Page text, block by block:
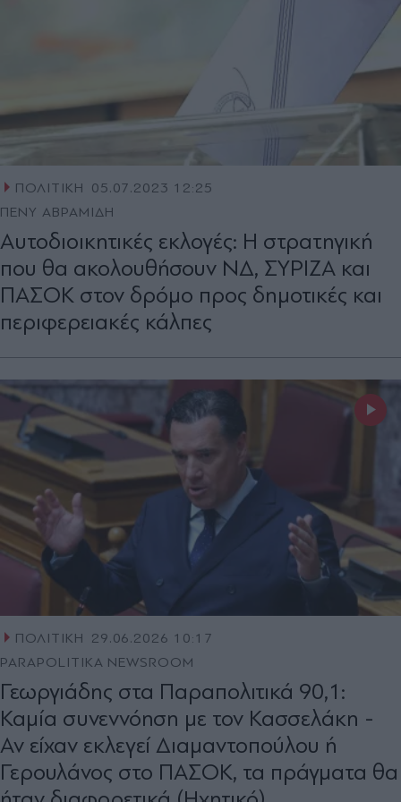
ΠΟΛΙΤΙΚΗ
05.07.2023 12:25
ΠΕΝΥ ΑΒΡΑΜΙΔΗ
Αυτοδιοικητικές εκλογές: Η στρατηγική
που θα ακολουθήσουν ΝΔ, ΣΥΡΙΖΑ και
ΠΑΣΟΚ στον δρόμο προς δημοτικές και
περιφερειακές κάλπες
ΠΟΛΙΤΙΚΗ
29.06.2026 10:17
PARAPOLITIKA NEWSROOM
Γεωργιάδης στα Παραπολιτικά 90,1:
Καμία συνεννόηση με τον Κασσελάκη -
Αν είχαν εκλεγεί Διαμαντοπούλου ή
Γερουλάνος στο ΠΑΣΟΚ, τα πράγματα θα